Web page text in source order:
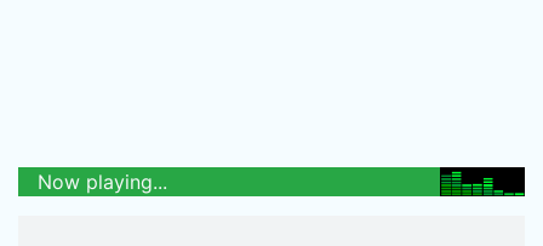
Now playing...